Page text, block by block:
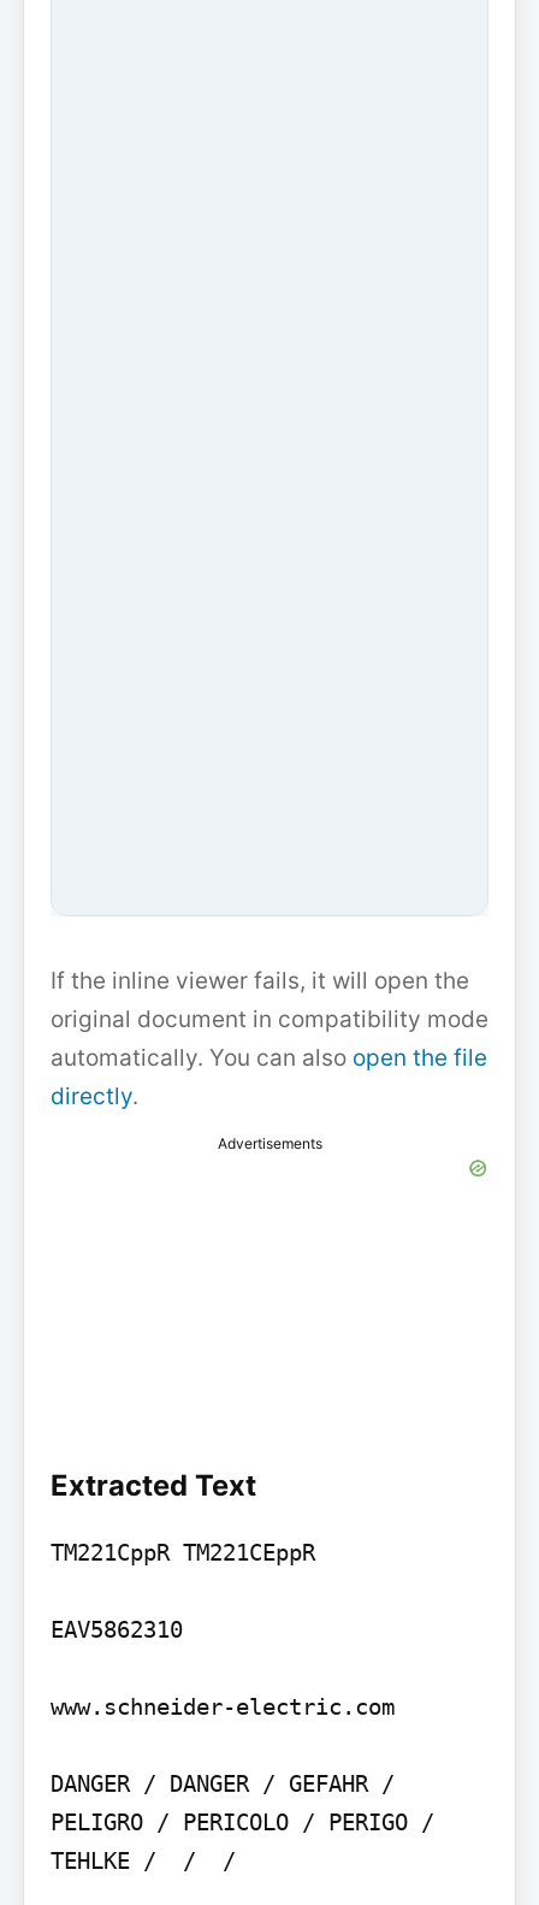
If the inline viewer fails, it will open the
original document in compatibility mode
automatically. You can also open the file
directly.
Advertisements
Extracted Text
TM221CppR TM221CEppR
EAV5862310
www.schneider-electric.com
DANGER / DANGER / GEFAHR /
PELIGRO / PERICOLO / PERIGO /
TEHLKE /  /  /